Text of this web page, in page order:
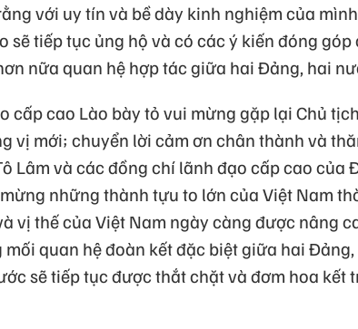
với uy tín và bề dày kinh nghiệm của
sẽ tiếp tục ủng hộ và có các ý kiến đóng góp
nữa quan hệ hợp tác giữa hai Đảng, hai
cấp cao Lào bày tỏ vui mừng gặp lại Chủ tịch
vị mới; chuyển lời cảm ơn chân thành và
Lâm và các đồng chí lãnh đạo cấp cao của
những thành tựu to lớn của Việt Nam
vị thế của Việt Nam ngày càng được nâng
quan hệ đoàn kết đặc biệt giữa hai Đảng,
sẽ tiếp tục được thắt chặt và đơm hoa kết